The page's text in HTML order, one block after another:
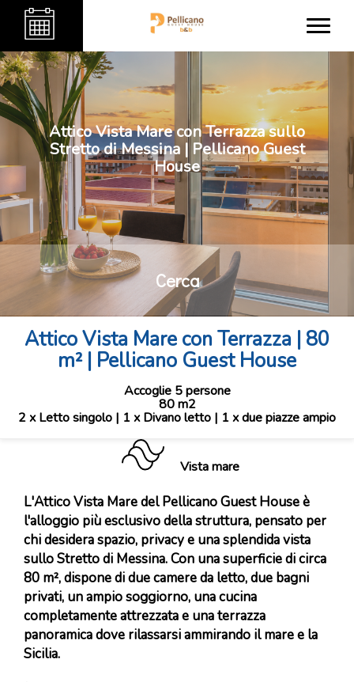
Attico Vista Mare con Terrazza sullo
Stretto di Messina | Pellicano Guest
House
Cerca
Attico Vista Mare con Terrazza | 80
m² | Pellicano Guest House
Accoglie 5 persone
80 m2
2 x Letto singolo | 1 x Divano letto | 1 x due piazze ampio
Vista mare
L'Attico Vista Mare del Pellicano Guest House è
l'alloggio più esclusivo della struttura, pensato per
chi desidera spazio, privacy e una splendida vista
sullo Stretto di Messina. Con una superficie di circa
80 m², dispone di due camere da letto, due bagni
privati, un ampio soggiorno, una cucina
completamente attrezzata e una terrazza
panoramica dove rilassarsi ammirando il mare e la
Sicilia.